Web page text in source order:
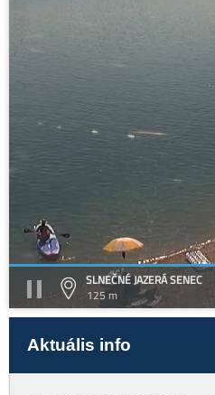
SLNEČNÉ JAZERÁ SENEC
125 m
Aktuális info